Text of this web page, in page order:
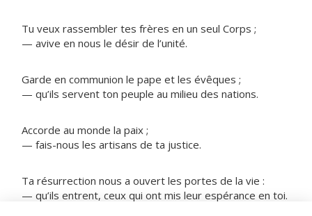
Tu veux rassembler tes frères en un seul Corps ;
— avive en nous le désir de l’unité.
Garde en communion le pape et les évêques ;
— qu’ils servent ton peuple au milieu des nations.
Accorde au monde la paix ;
— fais-nous les artisans de ta justice.
Ta résurrection nous a ouvert les portes de la vie :
— qu’ils entrent, ceux qui ont mis leur espérance en toi.